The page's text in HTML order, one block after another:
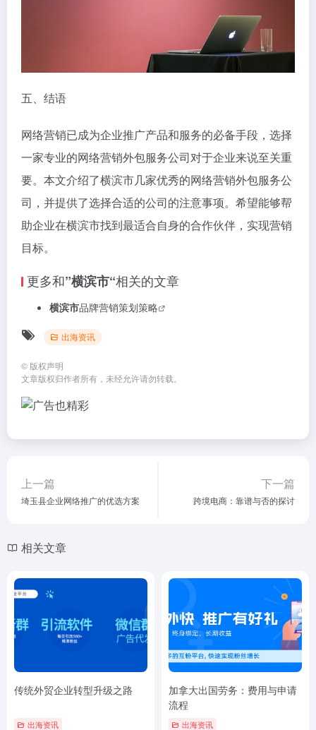
五、结语
网络营销已成为企业推广产品和服务的必备手段，选择
一家专业的网络营销外包服务公司对于企业来说至关重
要。本文介绍了横滨市几家优秀的网络营销外包服务公
司，并提供了选择合适的公司的注意事项。希望能够帮
助企业在横滨市找到最适合自身的合作伙伴，实现营销
目标。
更多和”横滨市“相关的文章
横滨市品牌营销策划策略
出海资讯
© 版权声明
文章版权归作者所有，未经允许请勿转载。
上一篇
埼玉县企业网络推广的优选方案
下一篇
跨境电商：靠谱与否的探讨
相关文章
传统外贸企业转型升级之路
出海资讯
加拿大出国劳务：费用与申请
流程
出海资讯